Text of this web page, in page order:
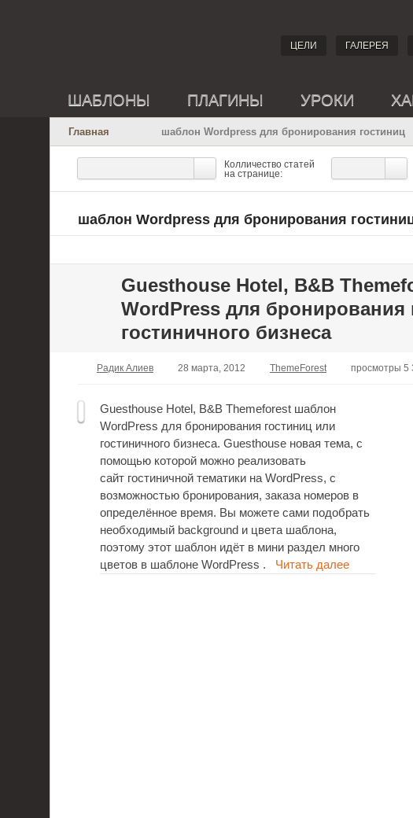
ЦЕЛИ ГАЛЕРЕЯ
ШАБЛОНЫ ПЛАГИНЫ УРОКИ
Главная шаблон Wordpress для бронирования гостиниц
Колличество статей
на странице:
шаблон Wordpress для бронирования
Guesthouse Hotel, B&B
WordPress для бронирования
гостиничного бизнеса
Радик Алиев 28 марта, 2012 ThemeForest просмотры 5
Guesthouse Hotel, B&B Themeforest шаблон
WordPress для бронирования гостиниц или
гостиничного бизнеса. Guesthouse новая тема, с
помощью которой можно реализовать
сайт гостиничной тематики на WordPress, с
возможностью бронирования, заказа номеров в
определённое время. Вы можете сами подобрать
необходимый background и цвета шаблона,
поэтому этот шаблон идёт в мини раздел много
цветов в шаблоне WordPress . Читать далее